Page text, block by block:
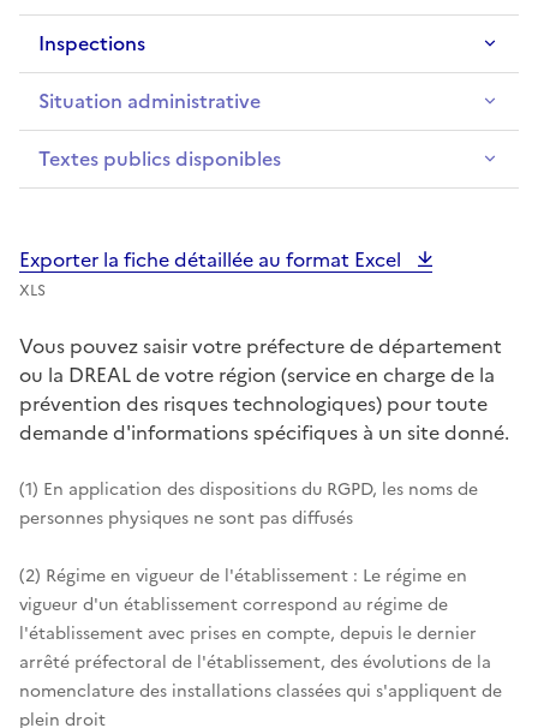
Inspections
Situation administrative
Textes publics disponibles
Exporter la fiche détaillée au format Excel
XLS
Vous pouvez saisir votre préfecture de département
ou la DREAL de votre région (service en charge de la
prévention des risques technologiques) pour toute
demande d'informations spécifiques à un site donné.
(1) En application des dispositions du RGPD, les noms de
personnes physiques ne sont pas diffusés
(2) Régime en vigueur de l'établissement : Le régime en
vigueur d'un établissement correspond au régime de
l'établissement avec prises en compte, depuis le dernier
arrêté préfectoral de l'établissement, des évolutions de la
nomenclature des installations classées qui s'appliquent de
plein droit